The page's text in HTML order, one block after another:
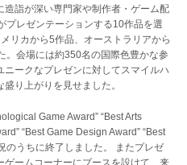
詣が深い専門家や制作者・ゲーム配
プレゼンテーションする10作品を選
リカから5作品、オーストラリアから
。会場には約350名の国際色豊かな参
ークなプレゼンに対してスマイルハ
り上がりを見せました。
Game Award” “Best Arts
“Best Game Design Award” “Best
のうちに終了しました。 またプレゼ
ームコーナーにブースを設けて、来